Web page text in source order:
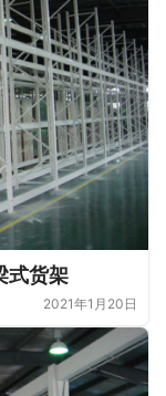
式货架
2021年1月20日